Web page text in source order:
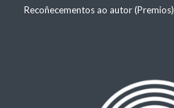
Recoñecementos ao autor (Premios)